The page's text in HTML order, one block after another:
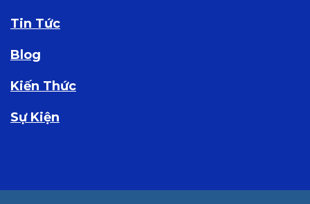
Tin Tức
Blog
Kiến Thức
Sự Kiện